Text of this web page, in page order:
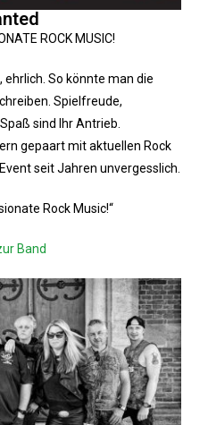
ROCK MUSIC!
ehrlich. So könnte man die
Spielfreude,
sind Ihr Antrieb.
gepaart mit aktuellen Rock
seit Jahren unvergesslich.
Rock Music!“
Band